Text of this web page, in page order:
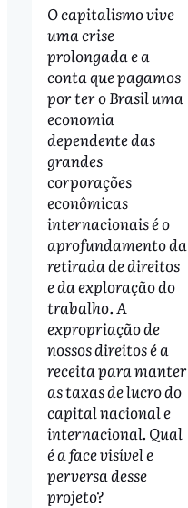
O capitalismo vive
uma crise
prolongada e a
conta que pagamos
por ter o Brasil uma
economia
dependente das
grandes
corporações
econômicas
internacionais é o
aprofundamento da
retirada de direitos
e da exploração do
trabalho. A
expropriação de
nossos direitos é a
receita para manter
as taxas de lucro do
capital nacional e
internacional. Qual
é a face visível e
perversa desse
projeto?